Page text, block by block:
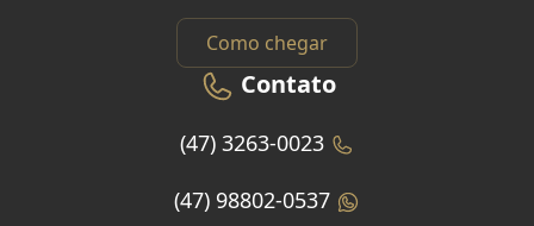
Como chegar
Contato
(47) 3263-0023
(47) 98802-0537